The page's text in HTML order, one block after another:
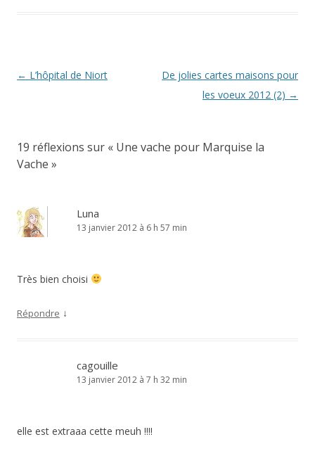
Navigation
← L’hôpital de Niort
De jolies cartes maisons pour
les voeux 2012 (2) →
19 réflexions sur « Une vache pour Marquise la
Vache »
Luna
13 janvier 2012 à 6 h 57 min
Très bien choisi
Répondre ↓
cagouille
13 janvier 2012 à 7 h 32 min
elle est extraaa cette meuh !!!!